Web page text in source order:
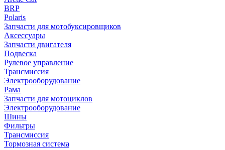
BRP
Polaris
Запчасти для мотобуксировщиков
Аксессуары
Запчасти двигателя
Подвеска
Рулевое управление
Трансмиссия
Электрооборудование
Рама
Запчасти для мотоциклов
Электрооборудование
Шины
Фильтры
Трансмиссия
Тормозная система